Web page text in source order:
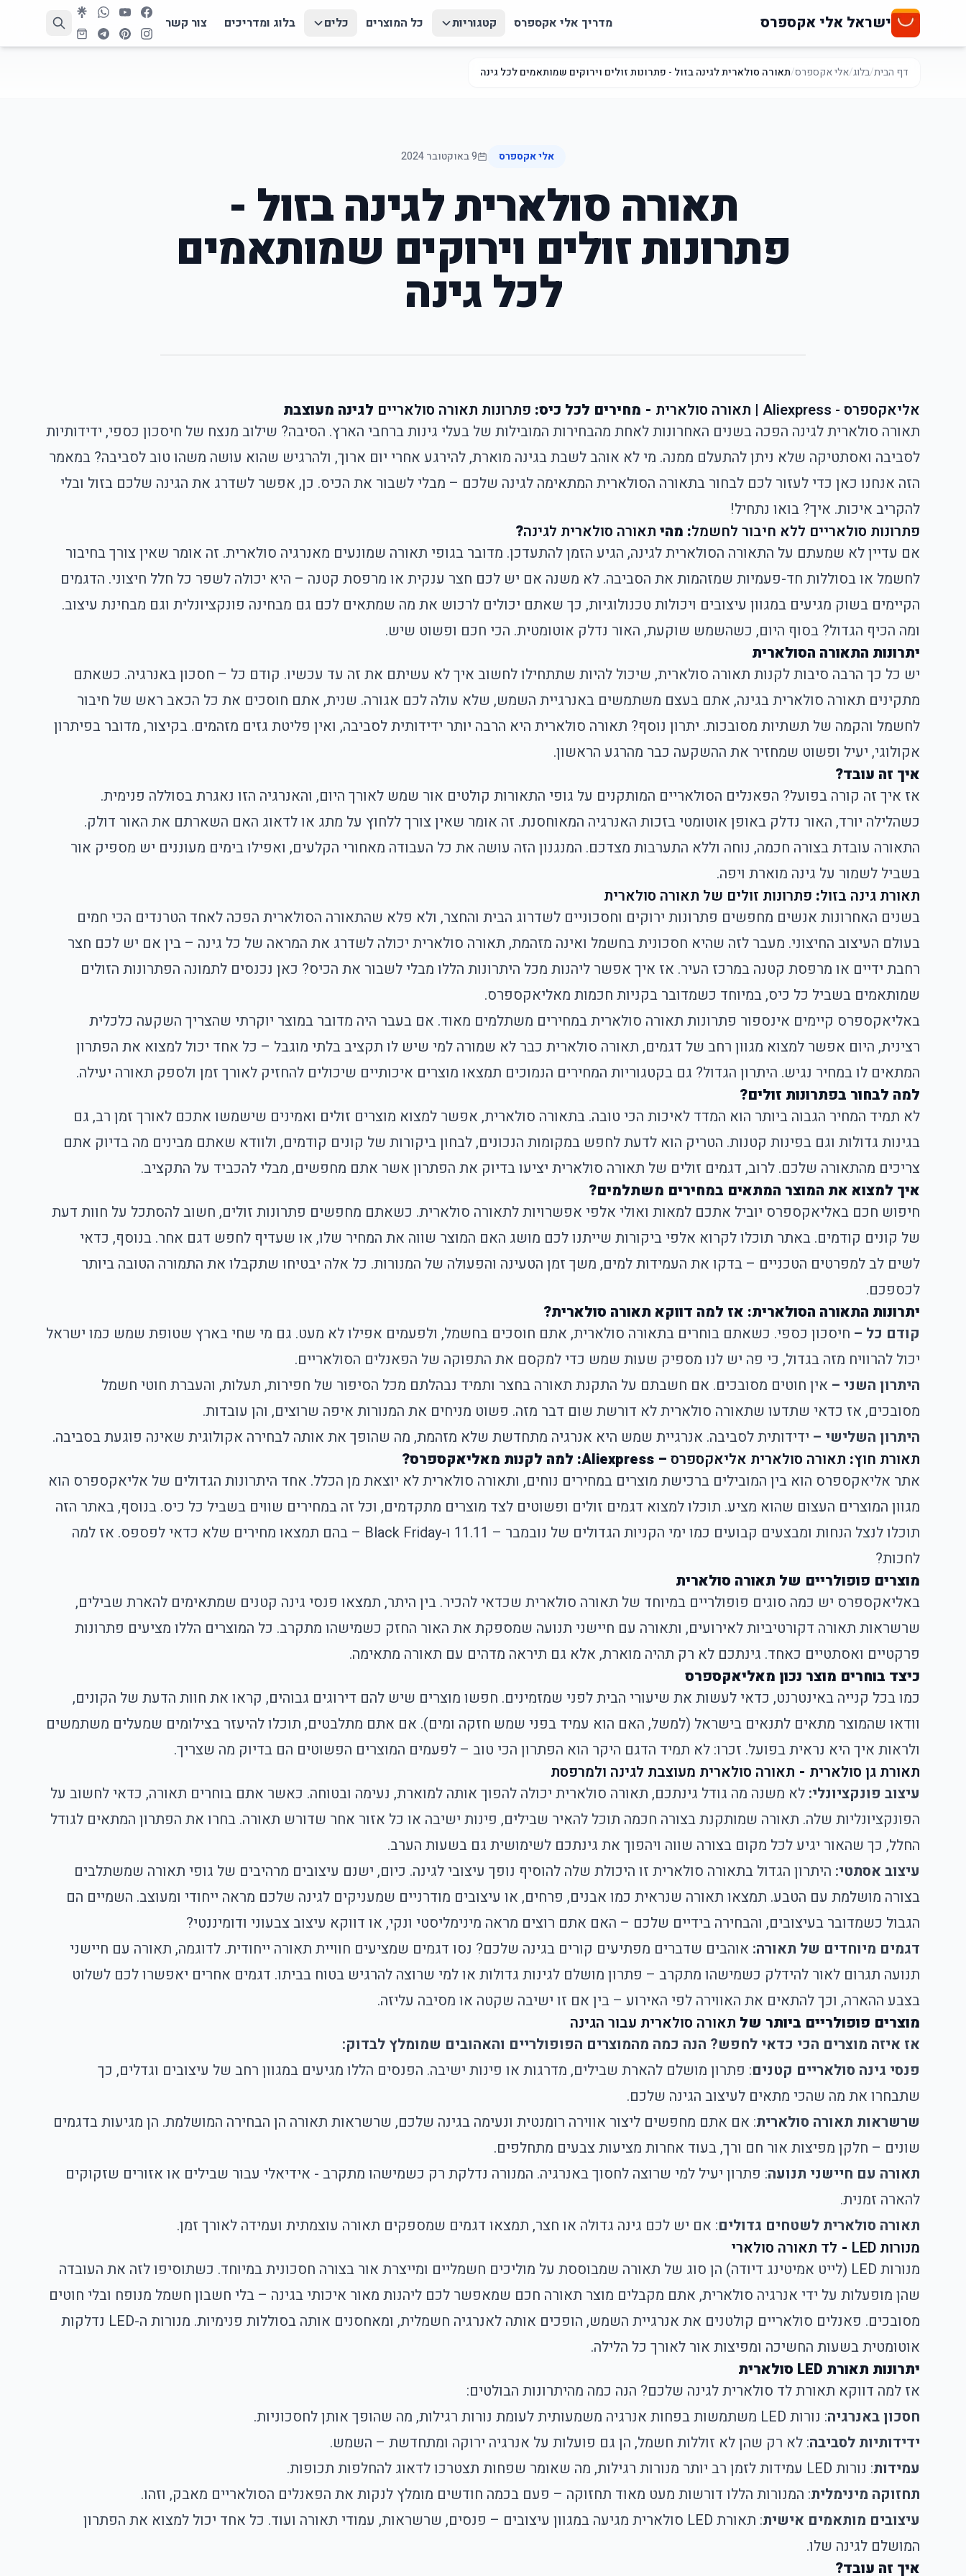
ישראל אלי אקספרס מדריך אלי אקספרס קטגוריות כל המוצרים כלים בלוג ומדריכים צור קשר
דף הבית/בלוג/אלי אקספרס/תאורה סולארית לגינה בזול - פתרונות זולים וירוקים שמותאמים לכל גינה
אלי אקספרס 9 באוקטובר 2024
תאורה סולארית לגינה בזול -
פתרונות זולים וירוקים שמותאמים
לכל גינה
אליאקספרס - Aliexpress | תאורה סולארית - מחירים לכל כיס: פתרונות תאורה סולאריים לגינה מעוצבת
תאורה סולארית לגינה הפכה בשנים האחרונות לאחת מהבחירות המובילות של בעלי גינות ברחבי הארץ. הסיבה? שילוב מנצח של חיסכון כספי, ידידותיות
לסביבה ואסתטיקה שלא ניתן להתעלם ממנה. מי לא אוהב לשבת בגינה מוארת, להירגע אחרי יום ארוך, ולהרגיש שהוא עושה משהו טוב לסביבה? במאמר
הזה אנחנו כאן כדי לעזור לכם לבחור בתאורה הסולארית המתאימה לגינה שלכם – מבלי לשבור את הכיס. כן, אפשר לשדרג את הגינה שלכם בזול ובלי
להקריב איכות. איך? בואו נתחיל!
פתרונות סולאריים ללא חיבור לחשמל: מהי תאורה סולארית לגינה?
אם עדיין לא שמעתם על התאורה הסולארית לגינה, הגיע הזמן להתעדכן. מדובר בגופי תאורה שמונעים מאנרגיה סולארית. זה אומר שאין צורך בחיבור
לחשמל או בסוללות חד-פעמיות שמזהמות את הסביבה. לא משנה אם יש לכם חצר ענקית או מרפסת קטנה – היא יכולה לשפר כל חלל חיצוני. הדגמים
הקיימים בשוק מגיעים במגוון עיצובים ויכולות טכנולוגיות, כך שאתם יכולים לרכוש את מה שמתאים לכם גם מבחינה פונקציונלית וגם מבחינת עיצוב.
ומה הכיף הגדול? בסוף היום, כשהשמש שוקעת, האור נדלק אוטומטית. הכי חכם ופשוט שיש.
יתרונות התאורה הסולארית
יש כל כך הרבה סיבות לקנות תאורה סולארית, שיכול להיות שתתחילו לחשוב איך לא עשיתם את זה עד עכשיו. קודם כל – חסכון באנרגיה. כשאתם
מתקינים תאורה סולארית בגינה, אתם בעצם משתמשים באנרגיית השמש, שלא עולה לכם אגורה. שנית, אתם חוסכים את כל הכאב ראש של חיבור
לחשמל והקמה של תשתיות מסובכות. יתרון נוסף? תאורה סולארית היא הרבה יותר ידידותית לסביבה, ואין פליטת גזים מזהמים. בקיצור, מדובר בפיתרון
אקולוגי, יעיל ופשוט שמחזיר את ההשקעה כבר מהרגע הראשון.
איך זה עובד?
אז איך זה קורה בפועל? הפאנלים הסולאריים המותקנים על גופי התאורות קולטים אור שמש לאורך היום, והאנרגיה הזו נאגרת בסוללה פנימית.
כשהלילה יורד, האור נדלק באופן אוטומטי בזכות האנרגיה המאוחסנת. זה אומר שאין צורך ללחוץ על מתג או לדאוג האם השארתם את האור דולק.
התאורה עובדת בצורה חכמה, נוחה וללא התערבות מצדכם. המנגנון הזה עושה את כל העבודה מאחורי הקלעים, ואפילו בימים מעוננים יש מספיק אור
בשביל לשמור על גינה מוארת ויפה.
תאורת גינה בזול: פתרונות זולים של תאורה סולארית
בשנים האחרונות אנשים מחפשים פתרונות ירוקים וחסכוניים לשדרוג הבית והחצר, ולא פלא שהתאורה הסולארית הפכה לאחד הטרנדים הכי חמים
בעולם העיצוב החיצוני. מעבר לזה שהיא חסכונית בחשמל ואינה מזהמת, תאורה סולארית יכולה לשדרג את המראה של כל גינה – בין אם יש לכם חצר
רחבת ידיים או מרפסת קטנה במרכז העיר. אז איך אפשר ליהנות מכל היתרונות הללו מבלי לשבור את הכיס? כאן נכנסים לתמונה הפתרונות הזולים
שמותאמים בשביל כל כיס, במיוחד כשמדובר בקניות חכמות מאליאקספרס.
באליאקספרס קיימים אינספור פתרונות תאורה סולארית במחירים משתלמים מאוד. אם בעבר היה מדובר במוצר יוקרתי שהצריך השקעה כלכלית
רצינית, היום אפשר למצוא מגוון רחב של דגמים, תאורה סולארית כבר לא שמורה למי שיש לו תקציב בלתי מוגבל – כל אחד יכול למצוא את הפתרון
המתאים לו במחיר נגיש. היתרון הגדול? גם בקטגוריות המחירים הנמוכים תמצאו מוצרים איכותיים שיכולים להחזיק לאורך זמן ולספק תאורה יעילה.
למה לבחור בפתרונות זולים?
לא תמיד המחיר הגבוה ביותר הוא המדד לאיכות הכי טובה. בתאורה סולארית, אפשר למצוא מוצרים זולים ואמינים שישמשו אתכם לאורך זמן רב, גם
בגינות גדולות וגם בפינות קטנות. הטריק הוא לדעת לחפש במקומות הנכונים, לבחון ביקורות של קונים קודמים, ולוודא שאתם מבינים מה בדיוק אתם
צריכים מהתאורה שלכם. לרוב, דגמים זולים של תאורה סולארית יציעו בדיוק את הפתרון אשר אתם מחפשים, מבלי להכביד על התקציב.
איך למצוא את המוצר המתאים במחירים משתלמים?
חיפוש חכם באליאקספרס יוביל אתכם למאות ואולי אלפי אפשרויות לתאורה סולארית. כשאתם מחפשים פתרונות זולים, חשוב להסתכל על חוות דעת
של קונים קודמים. באתר תוכלו לקרוא אלפי ביקורות שייתנו לכם מושג האם המוצר שווה את המחיר שלו, או שעדיף לחפש דגם אחר. בנוסף, כדאי
לשים לב למפרטים הטכניים – בדקו את העמידות למים, משך זמן הטעינה והפעולה של המנורות. כל אלה יבטיחו שתקבלו את התמורה הטובה ביותר
לכספכם.
יתרונות התאורה הסולארית: אז למה דווקא תאורה סולארית?
קודם כל – חיסכון כספי. כשאתם בוחרים בתאורה סולארית, אתם חוסכים בחשמל, ולפעמים אפילו לא מעט. גם מי שחי בארץ שטופת שמש כמו ישראל
יכול להרוויח מזה בגדול, כי פה יש לנו מספיק שעות שמש כדי למקסם את התפוקה של הפאנלים הסולאריים.
היתרון השני – אין חוטים מסובכים. אם חשבתם על התקנת תאורה בחצר ותמיד נבהלתם מכל הסיפור של חפירות, תעלות, והעברת חוטי חשמל
מסובכים, אז כדאי שתדעו שתאורה סולארית לא דורשת שום דבר מזה. פשוט מניחים את המנורות איפה שרוצים, והן עובדות.
היתרון השלישי – ידידותית לסביבה. אנרגיית שמש היא אנרגיה מתחדשת שלא מזהמת, מה שהופך את אותה לבחירה אקולוגית שאינה פוגעת בסביבה.
תאורת חוץ: תאורה סולארית אליאקספרס – Aliexpress: למה לקנות מאליאקספרס?
אתר אליאקספרס הוא בין המובילים ברכישת מוצרים במחירים נוחים, ותאורה סולארית לא יוצאת מן הכלל. אחד היתרונות הגדולים של אליאקספרס הוא
מגוון המוצרים העצום שהוא מציע. תוכלו למצוא דגמים זולים ופשוטים לצד מוצרים מתקדמים, וכל זה במחירים שווים בשביל כל כיס. בנוסף, באתר הזה
תוכלו לנצל הנחות ומבצעים קבועים כמו ימי הקניות הגדולים של נובמבר – 11.11 ו-Black Friday – בהם תמצאו מחירים שלא כדאי לפספס. אז למה
לחכות?
מוצרים פופולריים של תאורה סולארית
באליאקספרס יש כמה סוגים פופולריים במיוחד של תאורה סולארית שכדאי להכיר. בין היתר, תמצאו פנסי גינה קטנים שמתאימים להארת שבילים,
שרשראות תאורה דקורטיביות לאירועים, ותאורה עם חיישני תנועה שמספקת את האור החזק כשמישהו מתקרב. כל המוצרים הללו מציעים פתרונות
פרקטיים ואסתטיים כאחד. גינתכם לא רק תהיה מוארת, אלא גם תיראה מדהים עם תאורה מתאימה.
כיצד בוחרים מוצר נכון מאליאקספרס
כמו בכל קנייה באינטרנט, כדאי לעשות את שיעורי הבית לפני שמזמינים. חפשו מוצרים שיש להם דירוגים גבוהים, קראו את חוות הדעת של הקונים,
וודאו שהמוצר מתאים לתנאים בישראל (למשל, האם הוא עמיד בפני שמש חזקה ומים). אם אתם מתלבטים, תוכלו להיעזר בצילומים שמעלים משתמשים
ולראות איך היא נראית בפועל. זכרו: לא תמיד הדגם היקר הוא הפתרון הכי טוב – לפעמים המוצרים הפשוטים הם בדיוק מה שצריך.
תאורת גן סולארית - תאורה סולארית מעוצבת לגינה ולמרפסת
עיצוב פונקציונלי: לא משנה מה גודל גינתכם, תאורה סולארית יכולה להפוך אותה למוארת, נעימה ובטוחה. כאשר אתם בוחרים תאורה, כדאי לחשוב על
הפונקציונליות שלה. תאורה שמותקנת בצורה חכמה תוכל להאיר שבילים, פינות ישיבה או כל אזור אחר שדורש תאורה. בחרו את הפתרון המתאים לגודל
החלל, כך שהאור יגיע לכל מקום בצורה שווה ויהפוך את גינתכם לשימושית גם בשעות הערב.
עיצוב אסתטי: היתרון הגדול בתאורה סולארית זו היכולת שלה להוסיף נופך עיצובי לגינה. כיום, ישנם עיצובים מרהיבים של גופי תאורה שמשתלבים
בצורה מושלמת עם הטבע. תמצאו תאורה שנראית כמו אבנים, פרחים, או עיצובים מודרניים שמעניקים לגינה שלכם מראה ייחודי ומעוצב. השמיים הם
הגבול כשמדובר בעיצובים, והבחירה בידיים שלכם – האם אתם רוצים מראה מינימליסטי ונקי, או דווקא עיצוב צבעוני ודומיננטי?
דגמים מיוחדים של תאורה: אוהבים שדברים מפתיעים קורים בגינה שלכם? נסו דגמים שמציעים חוויית תאורה ייחודית. לדוגמה, תאורה עם חיישני
תנועה תגרום לאור להידלק כשמישהו מתקרב – פתרון מושלם לגינות גדולות או למי שרוצה להרגיש בטוח בביתו. דגמים אחרים יאפשרו לכם לשלוט
בצבע ההארה, וכך להתאים את האווירה לפי האירוע – בין אם זו ישיבה שקטה או מסיבה עליזה.
מוצרים פופולריים ביותר של תאורה סולארית עבור הגינה
אז איזה מוצרים הכי כדאי לחפש? הנה כמה מהמוצרים הפופולריים והאהובים שמומלץ לבדוק:
פנסי גינה סולאריים קטנים: פתרון מושלם להארת שבילים, מדרגות או פינות ישיבה. הפנסים הללו מגיעים במגוון רחב של עיצובים וגדלים, כך
שתבחרו את מה שהכי מתאים לעיצוב הגינה שלכם.
שרשראות תאורה סולארית: אם אתם מחפשים ליצור אווירה רומנטית ונעימה בגינה שלכם, שרשראות תאורה הן הבחירה המושלמת. הן מגיעות בדגמים
שונים – חלקן מפיצות אור חם ורך, בעוד אחרות מציעות צבעים מתחלפים.
תאורה עם חיישני תנועה: פתרון יעיל למי שרוצה לחסוך באנרגיה. המנורה נדלקת רק כשמישהו מתקרב - אידיאלי עבור שבילים או אזורים שזקוקים
להארה זמנית.
תאורה סולארית לשטחים גדולים: אם יש לכם גינה גדולה או חצר, תמצאו דגמים שמספקים תאורה עוצמתית ועמידה לאורך זמן.
מנורות LED
- לד תאורה סולארי
מנורות LED (לייט אמיטינג דיודה) הן סוג של תאורה שמבוססת על מוליכים חשמליים ומייצרת אור בצורה חסכונית במיוחד. כשתוסיפו לזה את העובדה
שהן מופעלות על ידי אנרגיה סולארית, אתם מקבלים מוצר תאורה חכם שמאפשר לכם ליהנות מאור איכותי בגינה – בלי חשבון חשמל מנופח ובלי חוטים
מסובכים. פאנלים סולאריים קולטנים את אנרגיית השמש, הופכים אותה לאנרגיה חשמלית, ומאחסנים אותה בסוללות פנימיות. מנורות ה-LED נדלקות
אוטומטית בשעות החשיכה ומפיצות אור לאורך כל הלילה.
יתרונות תאורת LED סולארית
אז למה דווקא תאורת לד סולארית לגינה שלכם? הנה כמה מהיתרונות הבולטים:
חסכון באנרגיה: נורות LED משתמשות בפחות אנרגיה משמעותית לעומת נורות רגילות, מה שהופך אותן לחסכוניות.
ידידותיות לסביבה: לא רק שהן לא זוללות חשמל, הן גם פועלות על אנרגיה ירוקה ומתחדשת – השמש.
עמידות: נורות LED עמידות לזמן רב יותר מנורות רגילות, מה שאומר שפחות תצטרכו לדאוג להחלפות תכופות.
תחזוקה מינימלית: המנורות הללו דורשות מעט מאוד תחזוקה – פעם בכמה חודשים מומלץ לנקות את הפאנלים הסולאריים מאבק, וזהו.
עיצובים מותאמים אישית
: תאורת LED סולארית מגיעה במגוון עיצובים – פנסים, שרשראות, עמודי תאורה ועוד. כל אחד יכול למצוא את הפתרון
המושלם לגינה שלו.
איך זה עובד?